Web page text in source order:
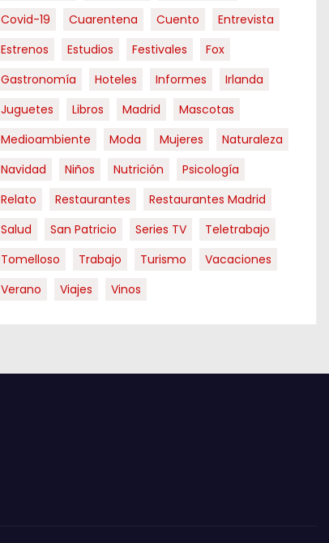
Covid-19
Cuarentena Cuento
Entrevista
Estrenos
Estudios Festivales
Fox
Gastronomía
Hoteles Informes
Irlanda
Juguetes
Libros Madrid
Mascotas
Medioambiente
Moda Mujeres
Naturaleza
Navidad
Niños Nutrición
Psicología
Relato
Restaurantes
Restaurantes Madrid
Salud
San Patricio Series TV
Teletrabajo
Tomelloso
Trabajo Turismo
Vacaciones
Verano
Viajes Vinos